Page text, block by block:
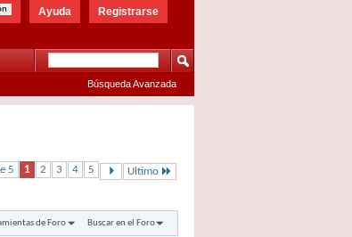
Registrarse
Ayuda
Búsqueda Avanzada
5 1 2 3 4 5 Ultimo
de Foro Buscar en el Foro